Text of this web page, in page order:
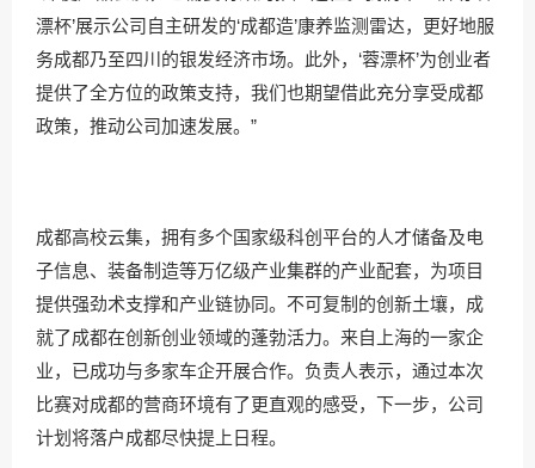
漂杯’展示公司自主研发的‘成都造’康养监测雷达，更好地服
务成都乃至四川的银发经济市场。此外，‘蓉漂杯’为创业者
提供了全方位的政策支持，我们也期望借此充分享受成都
政策，推动公司加速发展。”
成都高校云集，拥有多个国家级科创平台的人才储备及电
子信息、装备制造等万亿级产业集群的产业配套，为项目
提供强劲术支撑和产业链协同。不可复制的创新土壤，成
就了成都在创新创业领域的蓬勃活力。来自上海的一家企
业，已成功与多家车企开展合作。负责人表示，通过本次
比赛对成都的营商环境有了更直观的感受，下一步，公司
计划将落户成都尽快提上日程。